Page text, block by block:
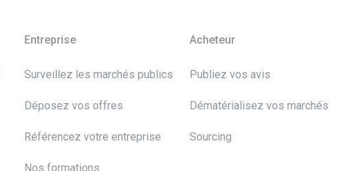
Entreprise
Surveillez les marchés publics
Déposez vos offres
Référencez votre entreprise
Nos formations
Acheteur
Publiez vos avis
Dématérialisez vos marchés
Sourcing